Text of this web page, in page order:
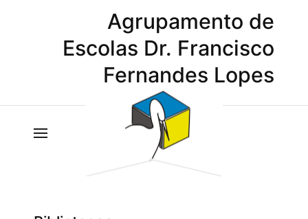
Agrupamento de
Escolas Dr. Francisco
Fernandes Lopes